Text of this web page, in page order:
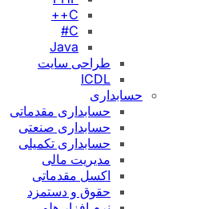
C++
C#
Java
طراحی سایت
ICDL
حسابداری
حسابداری مقدماتی
حسابداری صنعتی
حسابداری تکمیلی
مدیریت مالی
اکسل مقدماتی
حقوق و دستمزد